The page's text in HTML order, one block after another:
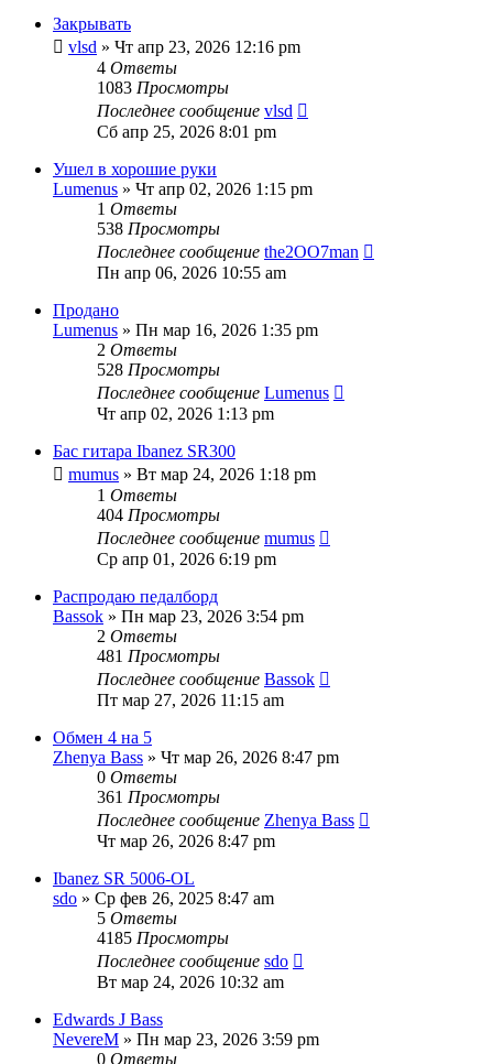
Закрывать
vlsd » Чт апр 23, 2026 12:16 pm
4 Ответы
1083 Просмотры
Последнее сообщение vlsd
Сб апр 25, 2026 8:01 pm
Ушел в хорошие руки
Lumenus » Чт апр 02, 2026 1:15 pm
1 Ответы
538 Просмотры
Последнее сообщение the2OO7man
Пн апр 06, 2026 10:55 am
Продано
Lumenus » Пн мар 16, 2026 1:35 pm
2 Ответы
528 Просмотры
Последнее сообщение Lumenus
Чт апр 02, 2026 1:13 pm
Бас гитара Ibanеz SR300
mumus » Вт мар 24, 2026 1:18 pm
1 Ответы
404 Просмотры
Последнее сообщение mumus
Ср апр 01, 2026 6:19 pm
Распродаю педалборд
Bassok » Пн мар 23, 2026 3:54 pm
2 Ответы
481 Просмотры
Последнее сообщение Bassok
Пт мар 27, 2026 11:15 am
Обмен 4 на 5
Zhenya Bass » Чт мар 26, 2026 8:47 pm
0 Ответы
361 Просмотры
Последнее сообщение Zhenya Bass
Чт мар 26, 2026 8:47 pm
Ibanez SR 5006-OL
sdo » Ср фев 26, 2025 8:47 am
5 Ответы
4185 Просмотры
Последнее сообщение sdo
Вт мар 24, 2026 10:32 am
Edwards J Bass
NevereM » Пн мар 23, 2026 3:59 pm
0 Ответы